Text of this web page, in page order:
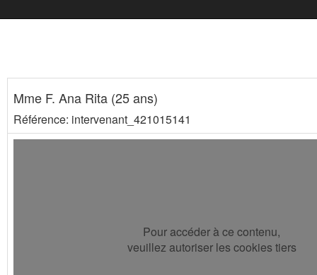
Mme F. Ana Rita (25 ans)
Référence: intervenant_421015141
Pour accéder à ce contenu,
veuillez autoriser les cookies tiers